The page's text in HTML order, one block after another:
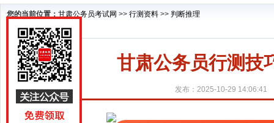
您的当前位置： 甘肃公务员考试网 >> 行测资料 >> 判断推理
甘肃公务员行测技
发布：2025-10-29 14:06:41